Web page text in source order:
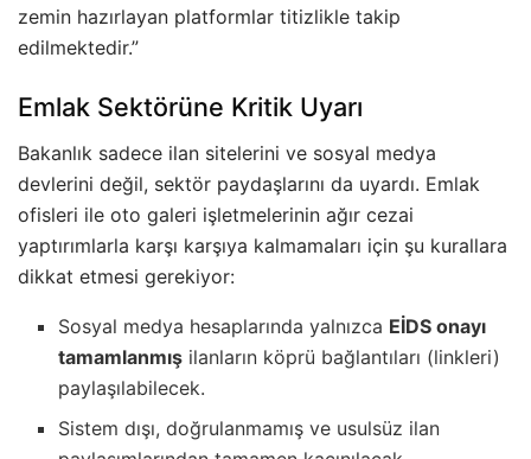
zemin hazırlayan platformlar titizlikle takip
edilmektedir.”
Emlak Sektörüne Kritik Uyarı
Bakanlık sadece ilan sitelerini ve sosyal medya
devlerini değil, sektör paydaşlarını da uyardı. Emlak
ofisleri ile oto galeri işletmelerinin ağır cezai
yaptırımlarla karşı karşıya kalmamaları için şu kurallara
dikkat etmesi gerekiyor:
Sosyal medya hesaplarında yalnızca EİDS onayı
tamamlanmış ilanların köprü bağlantıları (linkleri)
paylaşılabilecek.
Sistem dışı, doğrulanmamış ve usulsüz ilan